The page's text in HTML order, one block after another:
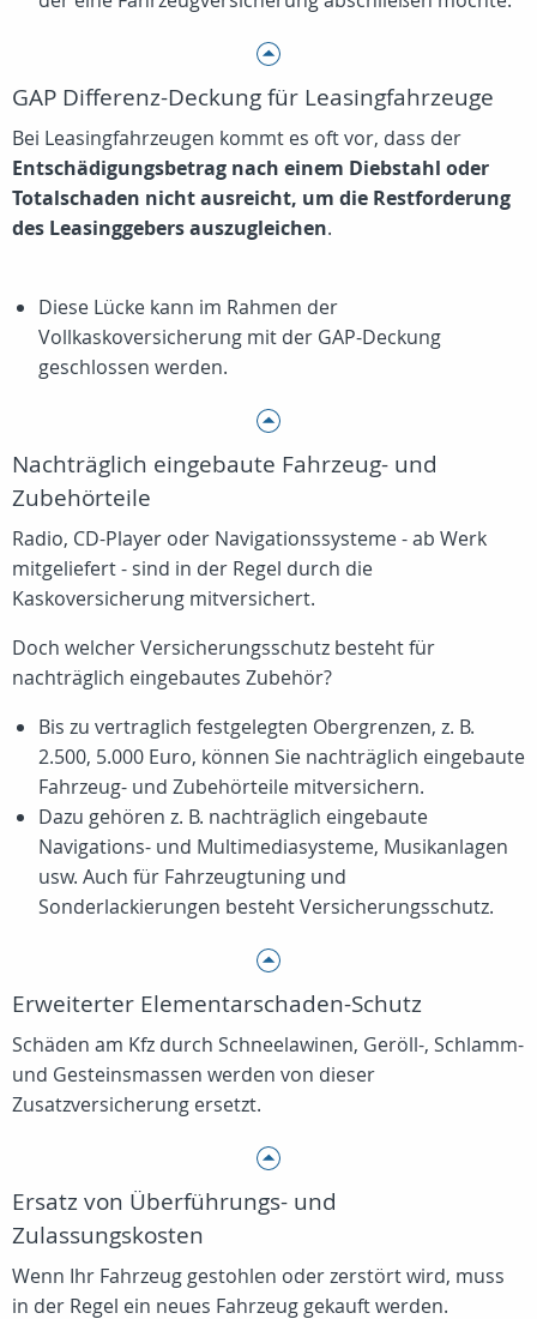
GAP Differenz-Deckung für Leasingfahrzeuge
Bei Leasingfahrzeugen kommt es oft vor, dass der
Entschädigungsbetrag nach einem Diebstahl oder
Totalschaden nicht ausreicht, um die Restforderung
des Leasinggebers auszugleichen.
Diese Lücke kann im Rahmen der
Vollkaskoversicherung mit der GAP-Deckung
geschlossen werden.
Nachträglich eingebaute Fahrzeug- und
Zubehörteile
Radio, CD-Player oder Navigationssysteme - ab Werk
mitgeliefert - sind in der Regel durch die
Kaskoversicherung mitversichert.
Doch welcher Versicherungsschutz besteht für
nachträglich eingebautes Zubehör?
Bis zu vertraglich festgelegten Obergrenzen, z. B.
2.500, 5.000 Euro, können Sie nachträglich eingebaute
Fahrzeug- und Zubehörteile mitversichern.
Dazu gehören z. B. nachträglich eingebaute
Navigations- und Multimediasysteme, Musikanlagen
usw. Auch für Fahrzeugtuning und
Sonderlackierungen besteht Versicherungsschutz.
Erweiterter Elementarschaden-Schutz
Schäden am Kfz durch Schneelawinen, Geröll-, Schlamm-
und Gesteinsmassen werden von dieser
Zusatzversicherung ersetzt.
Ersatz von Überführungs- und
Zulassungskosten
Wenn Ihr Fahrzeug gestohlen oder zerstört wird, muss
in der Regel ein neues Fahrzeug gekauft werden.